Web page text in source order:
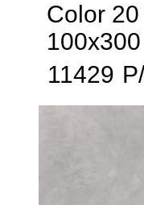
Color
100x300
11429